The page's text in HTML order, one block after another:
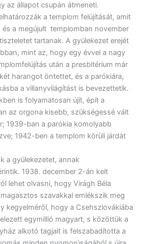
az állapot csupán átmeneti.
a templom felújítását, amit
és a megújult templomban november
tartanak. A gyülekezet erejét
mint az, hogy egy évvel a nagy
után a presbitérium már
harangot öntettet, és a parókiára,
a villanyvilágítást is bevezettetik.
is folyamatosan újít, épít a
az orgona kisebb, szükségessé vált
1939-ban a parókia komolyabb
1942-ben a templom körüli járdát
a gyülekezetet, annak
1938. december 2-án kelt
lehet olvasni, hogy Virágh Béla
szavakkal emlékszik meg
kegyelméről, hogy a Csehszlovákiába
egymillió magyart, s közöttük a
alkotó tagjait is felszabadította a